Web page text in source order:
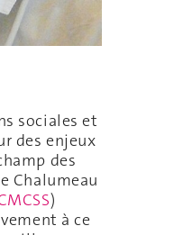
sociales et
des enjeux
des
Chalumeau
)
à ce